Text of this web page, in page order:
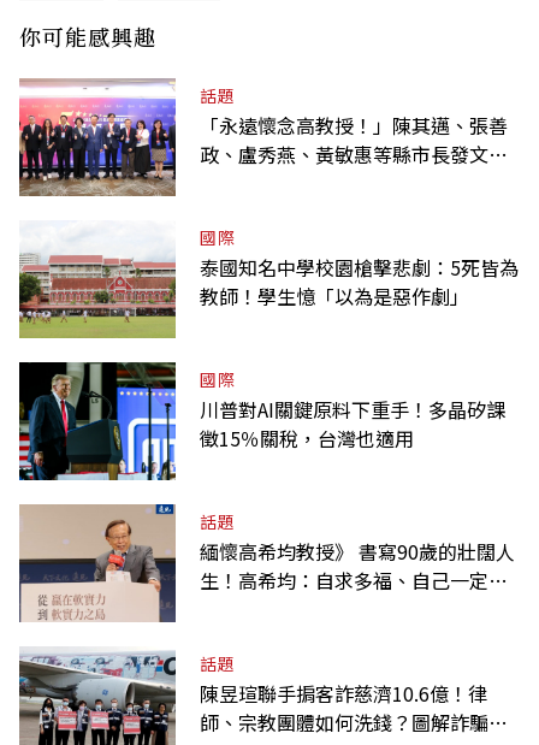
你可能感興趣
話題
「永遠懷念高教授！」陳其邁、張善
政、盧秀燕、黃敏惠等縣市長發文弔
國際
泰國知名中學校園槍擊悲劇：5死皆為
教師！學生憶「以為是惡作劇」
國際
川普對AI關鍵原料下重手！多晶矽課
徵15％關稅，台灣也適用
話題
緬懷高希均教授》 書寫90歲的壯闊人
生！高希均：自求多福、自己一定要
話題
陳昱瑄聯手掮客詐慈濟10.6億！律
師、宗教團體如何洗錢？圖解詐騙關